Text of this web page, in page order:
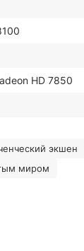
HD 7850
экшен
миром